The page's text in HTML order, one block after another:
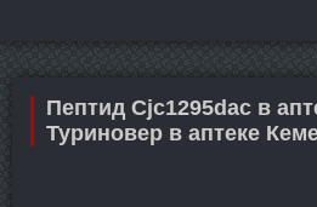
Пептид Cjc1295dac в
Туриновер в аптеке